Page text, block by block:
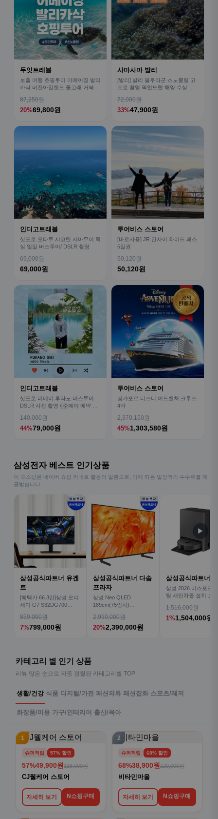
두잇트래블
보홀 여행 호핑투어 어메이징 발리
카삭 버진아일랜드 돌고래 거북이
87,250원
20%69,800원
사마사마 발리
[발리] 발리 블루라군 스노쿨링 고
프로 촬영 픽업드랍 해양 수상 액
72,000원
33%47,900원
인디고트래블
삿포로 오타루 샤코탄 시마무이 핵
심 일일 버스투어/ DSLR 촬영
69,000원
69,000원
투어비스 스토어
[바로사용] JR 간사이 와이드 패스
5일권
50,120원
50,120원
인디고트래블
삿포로 비에이 후라노 버스투어
DSLR 사진 촬영 /[준페이 예약 식
140,000원
44%79,000원
투어비스 스토어
싱가포르 디즈니 어드벤처 크루즈
4박
2,370,150원
45%1,303,580원
삼성전자 베스트 인기상품
이 포스팅은 네이버 쇼핑 커넥트 활동의 일환으로, 이에 따른 일정액의 수수료를 제
공받습니다.
삼성공식파트너 유겐
트
[혜택가 66.3만]삼성 오디
세이 G7 S32DG700
859,000원
7%799,000원
삼성공식파트너 다솜
프라자
삼성 Neo QLED
189cm(75인치)
TV
2,990,000원
20%2,390,000원
삼성공식파트너
삼성 2026 비스포크
팀 새틴차콜 설치 보
1,516,000원
1%1,504,000원
▶
카테고리 별 인기 상품
리뷰 많은 순으로 자동 정렬된 카테고리별 TOP
생활/건강 식품 디지털/가전 패션의류 패션잡화 스포츠/레저
화장품/미용 가구/인테리어 출산/육아
1
슈퍼적립 57% 할인
57%49,900원 116,000원
CJ웰케어 스토어
자세히 보기 N쇼핑구매
2
슈퍼적립 68% 할인
68%38,900원 120,000원
비타민마을
자세히 보기 N쇼핑구매